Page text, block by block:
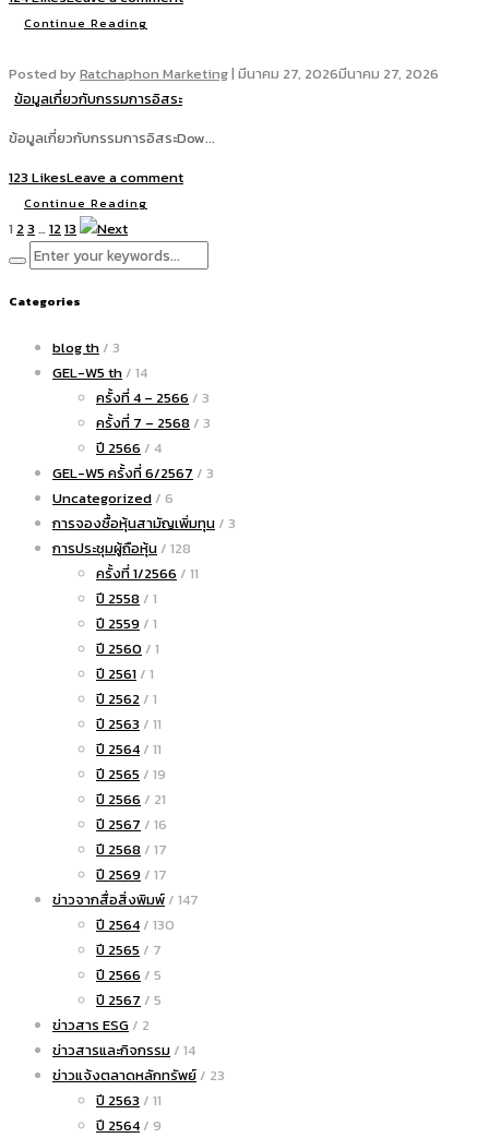
Continue Reading
Posted byRatchaphon Marketing| มีนาคม 27, 2026มีนาคม 27, 2026
ข้อมูลเกี่ยวกับกรรมการอิสระ
ข้อมูลเกี่ยวกับกรรมการอิสระDow...
123 LikesLeave a comment
Continue Reading
1 23 … 1213
Categories
blog th / 3
GEL-W5 th / 14
ครั้งที่ 4 – 2566 / 3
ครั้งที่ 7 – 2568 / 3
ปี 2566 / 4
GEL-W5 ครั้งที่ 6/2567 / 3
Uncategorized / 6
การจองซื้อหุ้นสามัญเพิ่มทุน / 3
การประชุมผู้ถือหุ้น / 128
ครั้งที่ 1/2566 / 11
ปี 2558 / 1
ปี 2559 / 1
ปี 2560 / 1
ปี 2561 / 1
ปี 2562 / 1
ปี 2563 / 11
ปี 2564 / 11
ปี 2565 / 19
ปี 2566 / 21
ปี 2567 / 16
ปี 2568 / 17
ปี 2569 / 17
ข่าวจากสื่อสิ่งพิมพ์ / 147
ปี 2564 / 130
ปี 2565 / 7
ปี 2566 / 5
ปี 2567 / 5
ข่าวสาร ESG / 2
ข่าวสารและกิจกรรม / 14
ข่าวแจ้งตลาดหลักทรัพย์ / 23
ปี 2563 / 11
ปี 2564 / 9